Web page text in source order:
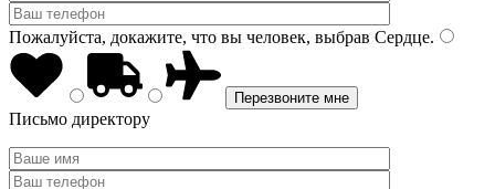
Пожалуйста, докажите, что вы человек, выбрав Сердце.
Письмо директору